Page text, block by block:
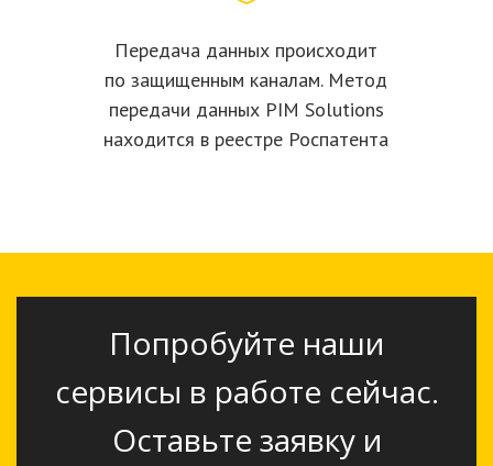
Передача данных происходит
по защищенным каналам. Метод
передачи данных PIM Solutions
находится в реестре Роспатента
Попробуйте наши
сервисы в работе сейчас.
Оставьте заявку и